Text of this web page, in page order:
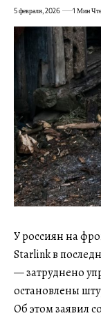
5 февраля, 2026 1 Мин
У россиян на
Starlink в
— затруднено
остановлены
Об этом заявил